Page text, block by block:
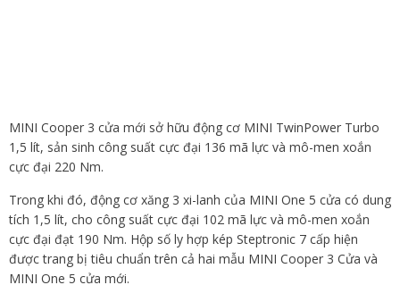
MINI Cooper 3 cửa mới sở hữu động cơ MINI TwinPower Turbo
1,5 lít, sản sinh công suất cực đại 136 mã lực và mô-men xoắn
cực đại 220 Nm.
Trong khi đó, động cơ xăng 3 xi-lanh của MINI One 5 cửa có dung
tích 1,5 lít, cho công suất cực đại 102 mã lực và mô-men xoắn
cực đại đạt 190 Nm. Hộp số ly hợp kép Steptronic 7 cấp hiện
được trang bị tiêu chuẩn trên cả hai mẫu MINI Cooper 3 Cửa và
MINI One 5 cửa mới.